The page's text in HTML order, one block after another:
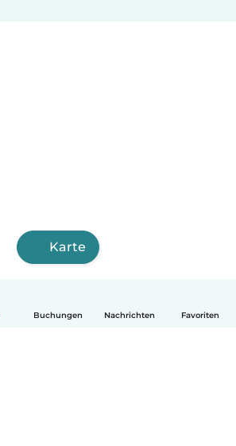
Buchungen Nachrichten Favoriten
Karte